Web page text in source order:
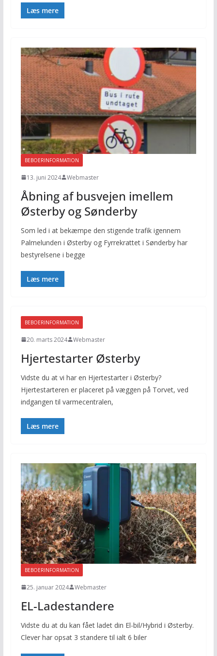
Læs mere
BEBOERINFORMATION
13. juni 2024 Webmaster
Åbning af busvejen imellem
Østerby og Sønderby
Som led i at bekæmpe den stigende trafik igennem
Palmelunden i Østerby og Fyrrekrattet i Sønderby har
bestyrelsene i begge
Læs mere
BEBOERINFORMATION
20. marts 2024 Webmaster
Hjertestarter Østerby
Vidste du at vi har en Hjertestarter i Østerby?
Hjertestarteren er placeret på væggen på Torvet, ved
indgangen til varmecentralen,
Læs mere
BEBOERINFORMATION
25. januar 2024 Webmaster
EL-Ladestandere
Vidste du at du kan fået ladet din El-bil/Hybrid i Østerby.
Clever har opsat 3 standere til ialt 6 biler